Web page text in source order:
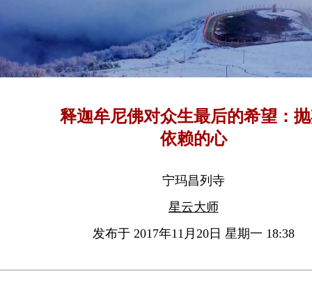
释迦牟尼佛对众生最后的希望：
依赖的心
宁玛昌列寺
星云大师
发布于 2017年11月20日 星期一 18:38